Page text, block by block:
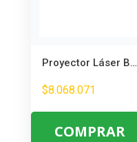
Proyector Láser BenQ EH700
$8.068.071
COMPRAR